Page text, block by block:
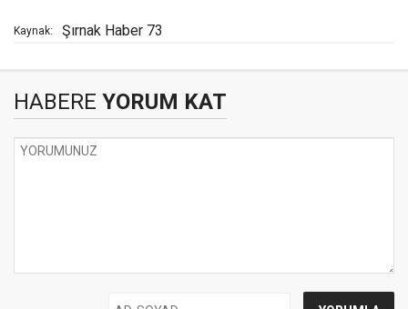
Kaynak: Şırnak Haber 73
HABERE YORUM KAT